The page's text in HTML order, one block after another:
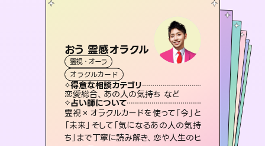
おう 霊感オラクル
霊視・オーラ
オラクルカード
得意な相談カテゴリ
恋愛総合、あの人の気持ち など
占い師について
霊視×オラクルカードを使って「今」と
「未来」そして「気になるあの人の気持
ち」まで丁寧に読み解き、恋や人生のヒ
アイリス -iris-
西洋占星術
ルーン
得意な相談カテゴリ
恋愛総合、片想い、二人の未来 など
占い師について
復縁、恋愛、不倫の行方、同性愛や片
思い、仕事関係や借金問題まで知りた
いことや心の負担になっていることを
彗望
霊視・オーラ
スピリチュアル・リーディング
得意な相談カテゴリ
片想い、あの人の気持ち、復縁 など
占い師について
3,700年以上の歴史を持つ東洋最古の
占術「易占」で詳細まで占い、幸せへ向
かう道筋を示します。厳しい結果にも具
とうげんみう
霊視・オーラ
スピリチュアル・リーディング
得意な相談カテゴリ
片想い、あの人の気持ち、復縁 など
占い師について
未来視師＊花
スピリチュアル・リーディング
得意な相談カテゴリ
出逢い、片想い、復縁 など
占い師について
未来には何パターンもの選択肢があり
ます。不安で視えにくくなっているあな
たの素敵な未来を見つけ、その未来を
霊視・オーラ タロット
スピリチュアル・リーディング
得意な相談カテゴリ
片想い、二人の未来、年の差 など
占い師について
連絡再開、復縁、成就などの報告実績
多数。セラピストとして2万超の施術経
験があるからこそできる鑑定で、より良